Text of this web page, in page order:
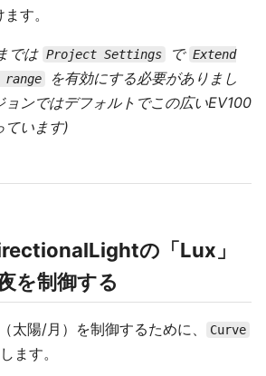
す。
では Project Settings で Extend
を有効にする必要がありまし
ョンではデフォルトでこの広いEV100
ています)
の「Lux」
を制御する
（太陽/月）を制御するために、 Curve
ます。